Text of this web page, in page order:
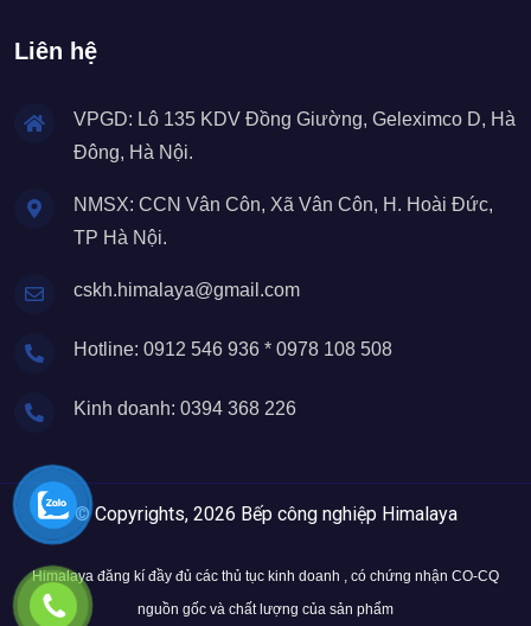
Liên hệ
VPGD: Lô 135 KDV Đồng Giường, Geleximco D, Hà
Đông, Hà Nội.
NMSX: CCN Vân Côn, Xã Vân Côn, H. Hoài Đức,
TP Hà Nội.
cskh.himalaya@gmail.com
Hotline: 0912 546 936 * 0978 108 508
Kinh doanh: 0394 368 226
© Copyrights, 2026 Bếp công nghiệp Himalaya
Himalaya đăng kí đầy đủ các thủ tục kinh doanh , có chứng nhận CO-CQ
nguồn gốc và chất lượng của sản phẩm